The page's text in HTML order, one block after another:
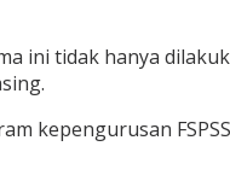
ini tidak hanya
kepengurusan